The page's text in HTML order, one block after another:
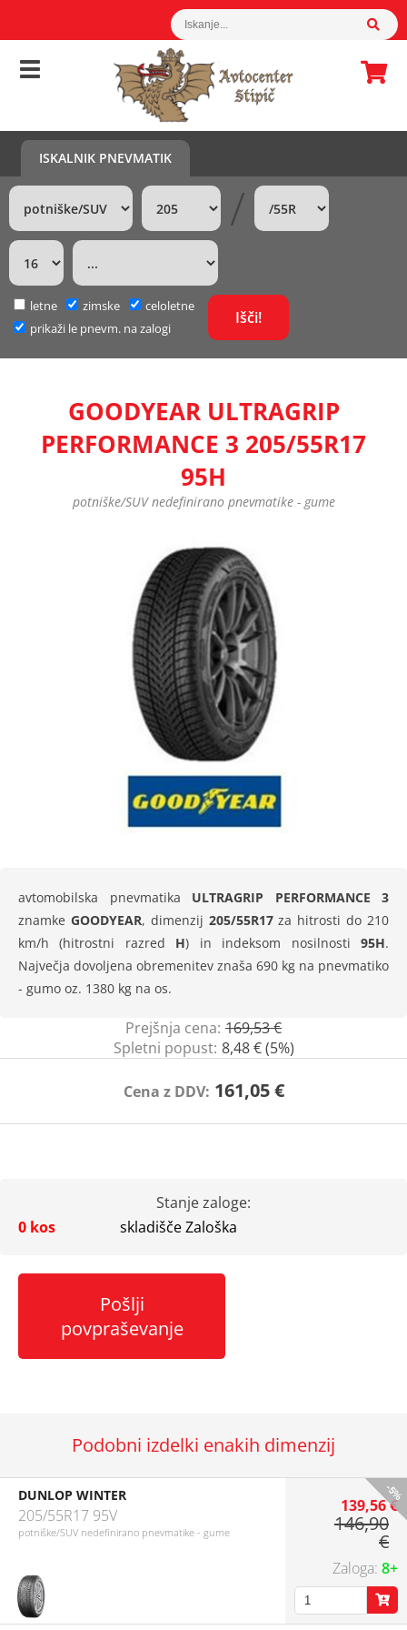
ISKALNIK PNEVMATIK
/
letne zimske
celoletne
prikaži le pnevm. na zalogi
GOODYEAR ULTRAGRIP
PERFORMANCE 3 205/55R17
95H
potniške/SUV nedefinirano pnevmatike - gume
avtomobilska pnevmatika ULTRAGRIP PERFORMANCE 3
znamke GOODYEAR, dimenzij 205/55R17za hitrosti do 210
km/h (hitrostni razred H) in indeksom nosilnosti95H.
Največja dovoljena obremenitev znaša 690 kg na pnevmatiko
- gumo oz. 1380 kg na os.
Prejšnja cena: 169,53 €
Spletni popust: 8,48 € (5%)
Cena z DDV: 161,05 €
Stanje zaloge:
0 kos
skladišče Zaloška
Pošlji
povpraševanje
Podobni izdelki enakih dimenzij
-5%
DUNLOP WINTER
205/55R17 95V
potniške/SUV nedefinirano pnevmatike - gume
139,56 €
146,90
€
8+